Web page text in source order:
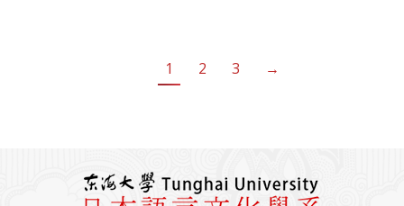
1 2 3 →